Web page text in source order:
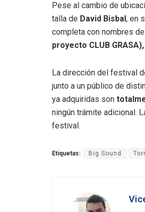
Pese al cambio de
talla de David Bisbal , en
completa con nombres
proyecto CLUB
La dirección del festival
junto a un público de
ya adquiridas son
ningún trámite adicional .
festival .
Etiquetas: Big Sound